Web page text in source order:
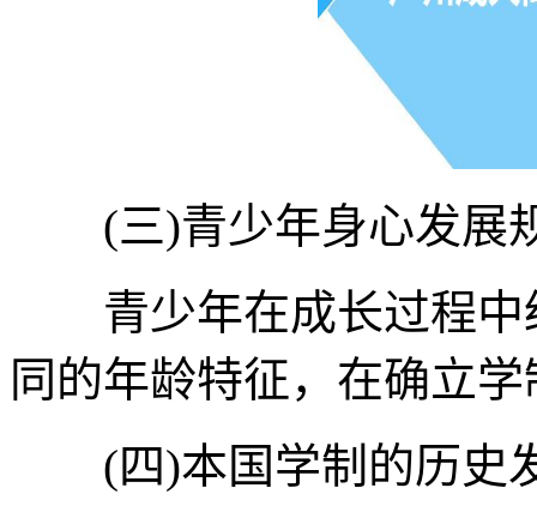
(三)青少年身心发展
青少年在成长过程中
同的年龄特征，在确立
(四)本国学制的历史